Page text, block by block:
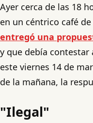
Ayer cerca de las 18
en un céntrico café
entregó una
y que debía contestar
este viernes 14 de
de la mañana, la
"Ilegal"